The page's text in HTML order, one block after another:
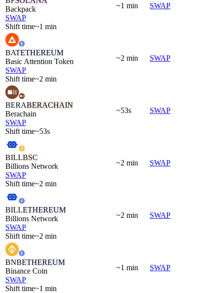
Backpack
SWAP
Shift time~1 min
~1 min SWAP
BATETHEREUM
Basic Attention Token
SWAP
Shift time~2 min
~2 min SWAP
BERABERACHAIN
Berachain
SWAP
Shift time~53s
~53s SWAP
BILLBSC
Billions Network
SWAP
Shift time~2 min
~2 min SWAP
BILLETHEREUM
Billions Network
SWAP
Shift time~2 min
~2 min SWAP
BNBETHEREUM
Binance Coin
SWAP
Shift time~1 min
~1 min SWAP